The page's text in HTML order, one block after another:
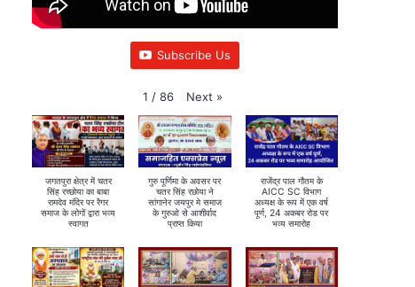
Subscribe Us
1 / 86 Next »
जगतपुरा क्षेत्र में चतर
सिंह रच्छोया का बाबा
रामदेव मंदिर पर रैगर
समाज के लोगों द्वारा भव्य
स्वागत
गुरु पूर्णिमा के अवसर पर
चतर सिंह रछोया ने
सांगानेर जयपुर मे समाज
के गुरुओ से आशीर्वाद
प्राप्त किया
राजेंद्र पाल गौतम के
AICC SC विभाग
अध्यक्ष के रूप में एक वर्ष
पूर्ण, 24 अकबर रोड पर
भव्य समारोह